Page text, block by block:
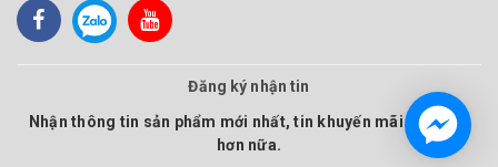
Đăng ký nhận tin
Nhận thông tin sản phẩm mới nhất, tin khuyến mãi và nhiều
hơn nữa.